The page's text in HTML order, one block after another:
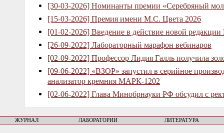
[30-03-2026] Номинанты премии «Серебряный
[15-03-2026] Премия имени М.С. Цвета 2026
[01-02-2026] Введение в действие новой
[26-09-2022] Лабораторный марафон вебинаров
[02-09-2022] Профессор Лидия Галль получила
[09-06-2022] «ВЗОР» запустил в серийное
анализатор кремния МАРК-1202
[02-06-2022] Глава Минобрнауки РФ обсудил с
ЖУРНАЛ ЛАБОРАТОРИИ ЛИТЕРАТУРА